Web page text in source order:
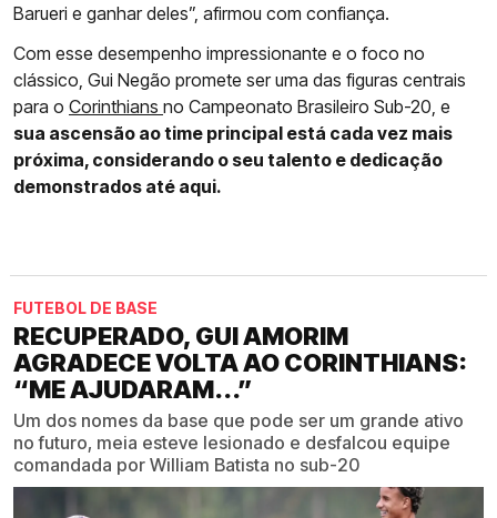
Barueri e ganhar deles”, afirmou com confiança.
Com esse desempenho impressionante e o foco no
clássico, Gui Negão promete ser uma das figuras centrais
para o Corinthians no Campeonato Brasileiro Sub-20, e
sua ascensão ao time principal está cada vez mais
próxima, considerando o seu talento e dedicação
demonstrados até aqui.
FUTEBOL DE BASE
RECUPERADO, GUI AMORIM
AGRADECE VOLTA AO CORINTHIANS:
“ME AJUDARAM...”
Um dos nomes da base que pode ser um grande ativo
no futuro, meia esteve lesionado e desfalcou equipe
comandada por William Batista no sub-20